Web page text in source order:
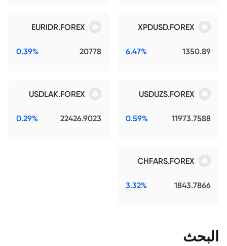
XPDUSD.FOREX
1350.89
6.47%
EURIDR.FOREX
20778
0.39%
USDUZS.FOREX
11973.7588
0.59%
USDLAK.FOREX
22426.9023
0.29%
CHFARS.FOREX
1843.7866
3.32%
البحث